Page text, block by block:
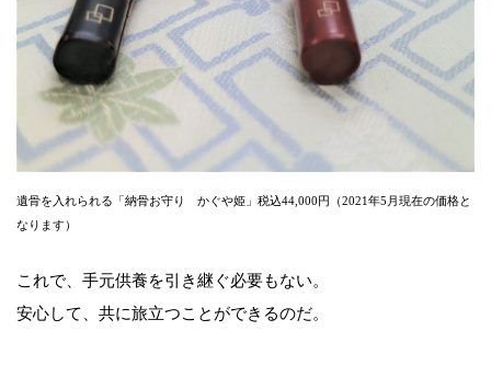
遺骨を入れられる「納骨お守り かぐや姫」税込44,000円（2021年5月現在の価格と
なります）
これで、手元供養を引き継ぐ必要もない。
安心して、共に旅立つことができるのだ。